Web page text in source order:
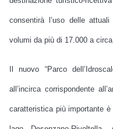
consentirà l’uso delle
volumi da più di 17.000 a
Il nuovo “Parco
all’incirca corrispondente
caratteristica più importante